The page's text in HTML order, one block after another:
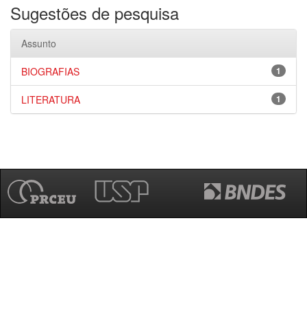
Sugestões de pesquisa
Assunto
1
BIOGRAFIAS
1
LITERATURA